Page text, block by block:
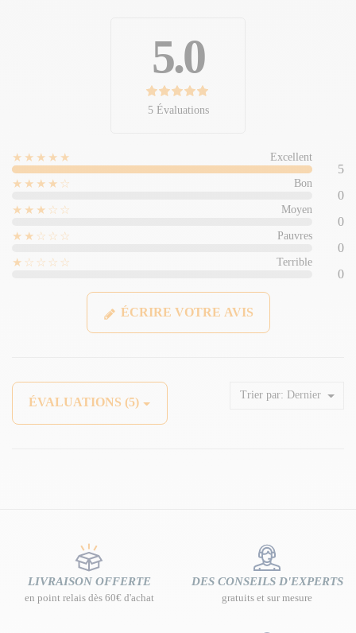
5.0
5 Évaluations
★★★★★ Excellent
5
★★★★☆
Bon
0
★★★☆☆
Moyen
0
★★☆☆☆
Pauvres
0
★☆☆☆☆
Terrible
0
ÉCRIRE VOTRE AVIS
ÉVALUATIONS (5)
Trier par: Dernier
LIVRAISON OFFERTE
en point relais dès 60€ d'achat
DES CONSEILS D'EXPERTS
gratuits et sur mesure